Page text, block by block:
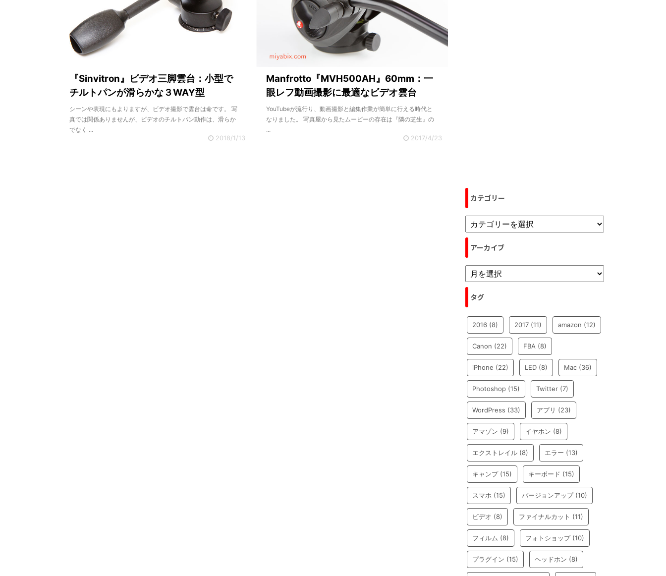
『Sinvitron』ビデオ三脚雲台：小型で
チルトパンが滑らかな３WAY型
シーンや表現にもよりますが、ビデオ撮影で雲台は命です。 写
真では関係ありませんが、ビデオのチルトパン動作は、滑らか
でなく ...
2018/1/13
Manfrotto『MVH500AH』60mm：一
眼レフ動画撮影に最適なビデオ雲台
YouTubeが流行り、動画撮影と編集作業が簡単に行える時代と
なりました。 写真屋から見たムービーの存在は『隣の芝生』の
...
2017/4/23
カテゴリー
アーカイブ
タグ
2016 (8) 2017 (11) amazon (12)
Canon (22) FBA (8)
iPhone (22) LED (8) Mac (36)
Photoshop (15) Twitter (7)
WordPress (33) アプリ (23)
アマゾン (9) イヤホン (8)
エクストレイル (8) エラー (13)
キャンプ(15) キーボード (15)
スマホ (15) バージョンアップ(10)
ビデオ (8) ファイナルカット (11)
フィルム (8) フォトショップ(10)
プラグイン (15) ヘッドホン (8)